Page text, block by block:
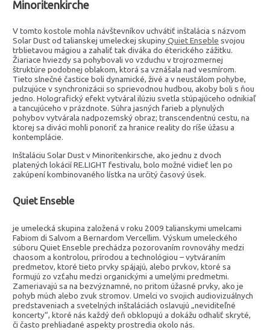
Minoritenkirche
V tomto kostole mohla návštevníkov uchvátiť inštalácia s názvom
Solar Dust od talianskej umeleckej skupinyQuiet Enseble svojou
trblietavou mágiou a zahaliť tak diváka do éterického zážitku.
Žiariace hviezdy sa pohybovali vo vzduchu v trojrozmernej
štruktúre podobnej oblakom, ktorá sa vznášala nad vesmírom.
Tieto slnečné častice boli dynamické, živé a v neustálom pohybe,
pulzujúce v synchronizácii so sprievodnou hudbou, akoby boli s ňou
jedno. Holografický efekt vytváral ilúziu svetla stúpajúceho odnikiaľ
a tancujúceho v prázdnote. Súhra jasných farieb a plynulých
pohybov vytvárala nadpozemský obraz; transcendentnú cestu, na
ktorej sa diváci mohli ponoriť za hranice reality do ríše úžasu a
kontemplácie.
Inštaláciu Solar Dust v Minoritenkirsche, ako jednu z dvoch
platených lokácií RE.LIGHT festivalu, bolo možné vidieť len po
zakúpení kombinovaného lístka na určitý časový úsek.
Quiet Enseble
je umelecká skupina založená v roku 2009 talianskymi umelcami
Fabiom di Salvom a Bernardom Vercellim. Výskum umeleckého
súboru Quiet Enseble prechádza pozorovaním rovnováhy medzi
chaosom a kontrolou, prírodou a technológiou – vytváraním
predmetov, ktoré tieto prvky spájajú, alebo prvkov, ktoré sa
formujú zo vzťahu medzi organickými a umelými predmetmi.
Zameriavajú sa na bezvýznamné, no pritom úžasné prvky, ako je
pohyb múch alebo zvuk stromov. Umelci vo svojich audiovizuálnych
predstaveniach a svetelných inštaláciách oslavujú „neviditeľné
koncerty“, ktoré nás každý deň obklopujú a dokážu odhaliť skryté,
či často prehliadané aspekty prostredia okolo nás.